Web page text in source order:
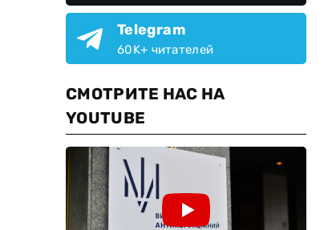
Telegram
60K+ читателей
СМОТРИТЕ НАС НА
YOUTUBE